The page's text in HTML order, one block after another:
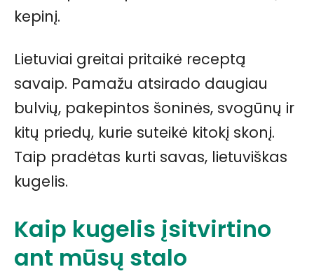
kepinį.
Lietuviai greitai pritaikė receptą
savaip. Pamažu atsirado daugiau
bulvių, pakepintos šoninės, svogūnų ir
kitų priedų, kurie suteikė kitokį skonį.
Taip pradėtas kurti savas, lietuviškas
kugelis.
Kaip kugelis įsitvirtino
ant mūsų stalo